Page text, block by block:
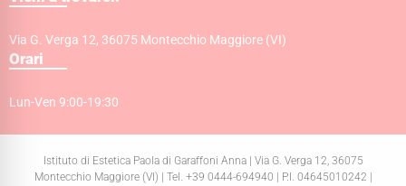
Via G. Verga 12, 36075 Montecchio Maggiore (VI)
Orari
Lun-Ven 9:00-19:30
Istituto di Estetica Paola di Garaffoni Anna | Via G. Verga 12, 36075
Montecchio Maggiore (VI) | Tel. +39 0444-694940 | P.I. 04645010242 |